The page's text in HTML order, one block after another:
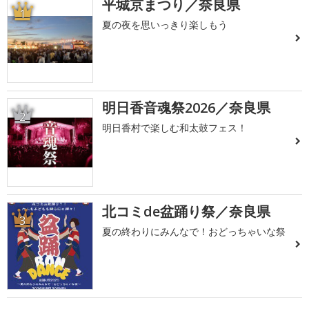
1 平城京まつり／奈良県
夏の夜を思いっきり楽しもう
2 明日香音魂祭2026／奈良県
明日香村で楽しむ和太鼓フェス！
3 北コミde盆踊り祭／奈良県
夏の終わりにみんなで！おどっちゃいな祭